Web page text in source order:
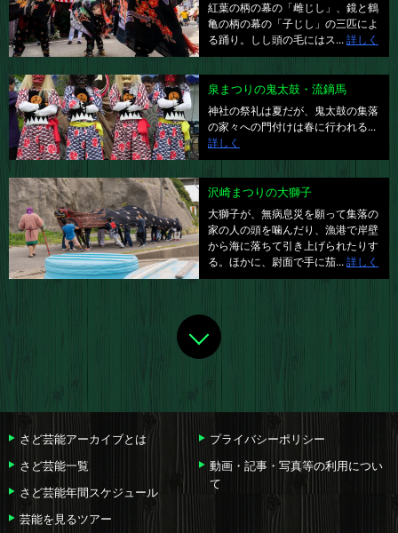
紅葉の柄の幕の「雌じし」、鏡と鶴
亀の柄の幕の「子じし」の三匹によ
る踊り。しし頭の毛にはス... 詳しく
泉まつりの鬼太鼓・流鏑馬
神社の祭礼は夏だが、鬼太鼓の集落
の家々への門付けは春に行われる...
詳しく
沢崎まつりの大獅子
大獅子が、無病息災を願って集落の
家の人の頭を噛んだり、漁港で岸壁
から海に落ちて引き上げられたりす
る。ほかに、尉面で手に茄... 詳しく
さど芸能アーカイブとは
さど芸能一覧
さど芸能年間スケジュール
芸能を見るツアー
プライバシーポリシー
動画・記事・写真等の利用につい
て